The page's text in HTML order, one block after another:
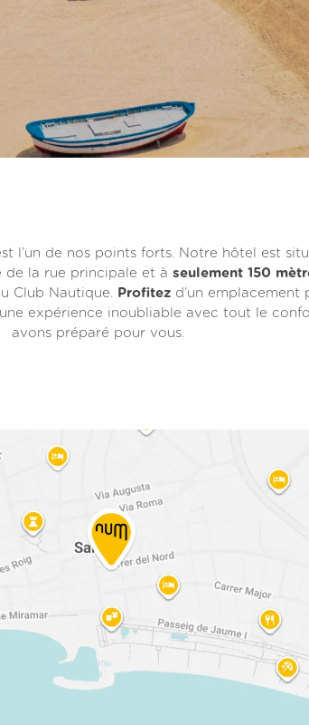
l’un de nos points forts. Notre hôtel est
de la rue principale et à seulement 150
Club Nautique. Profitez d’un emplacement
expérience inoubliable avec tout le
avons préparé pour vous.